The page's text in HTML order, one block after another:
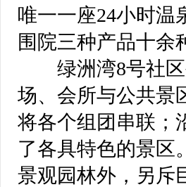
唯一一座24小时温
围院三种产品十余
绿洲湾8号社区
场、会所与公共景
将各个组团串联；
了各具特色的景区
景观园林外，另斥